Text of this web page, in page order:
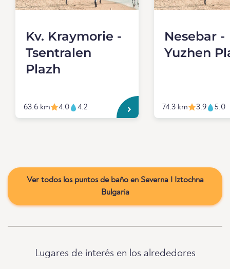
Kv. Kraymorie -
Tsentralen
Plazh
63.6 km 4.0 4.2
Nesebar -
Yuzhen
74.3 km 3.9 5.0
Ver todos los puntos de baño en Severna I Iztochna
Bulgaria
Lugares de interés en los alrededores